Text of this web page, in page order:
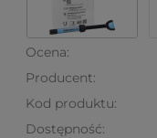
Ocena:
Producent:
Kod produktu:
Dostępność: